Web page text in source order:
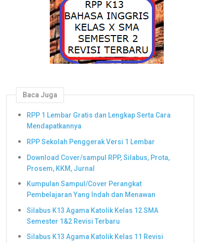
Baca Juga
RPP 1 Lembar Gratis dan Lengkap Serta Cara
Mendapatkannya
RPP Sekolah Penggerak Versi 1 Lembar
Download Cover/sampul RPP, Silabus, Prota,
Prosem, KKM, Jurnal
Kumpulan Sampul/Cover Perangkat
Pembelajaran Yang Indah dan Menawan
Silabus K13 Agama Katolik Kelas 12 SMA
Semester 1&2 Revisi Terbaru
Silabus K13 Agama Katolik Kelas 11 Revisi